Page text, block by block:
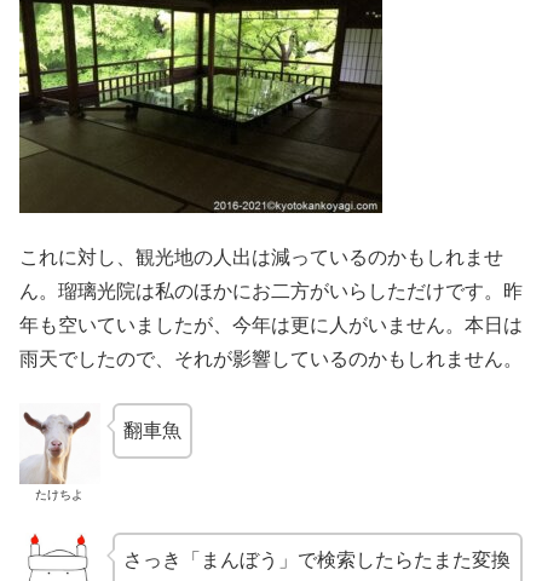
これに対し、観光地の人出は減っているのかもしれませ
ん。瑠璃光院は私のほかにお二方がいらしただけです。昨
年も空いていましたが、今年は更に人がいません。本日は
雨天でしたので、それが影響しているのかもしれません。
たけちよ
翻車魚
さっき「まんぼう」で検索したらたまた変換